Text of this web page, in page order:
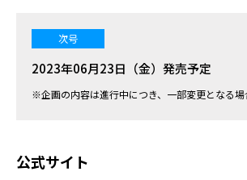
次号
2023年06月23日（金）発売予定
※企画の内容は進行中につき、一部変更となる
公式サイト